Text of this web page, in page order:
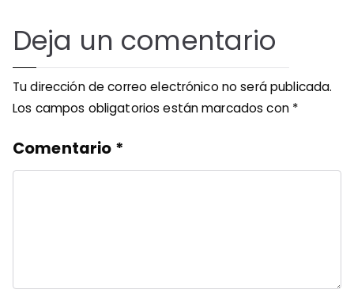
Deja un comentario
Tu dirección de correo electrónico no será publicada.
Los campos obligatorios están marcados con *
Comentario *